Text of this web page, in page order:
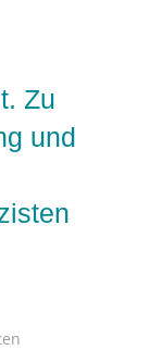
Zu
und